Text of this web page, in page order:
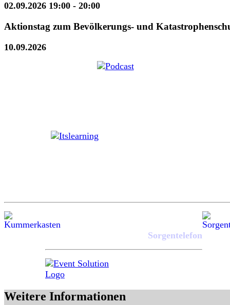
02.09.2026 19:00 - 20:00
Aktionstag zum Bevölkerungs- und
10.09.2026
Sorgentelefon
Weitere Informationen